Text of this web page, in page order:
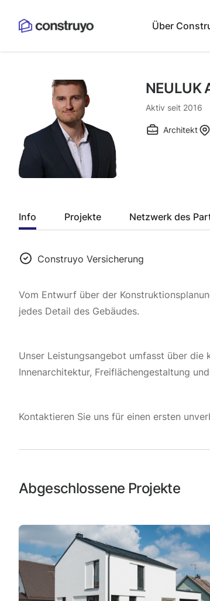
Über
NEULUK
Aktiv seit 2016
Architekt
Info Projekte Netzwerk des
Construyo Versicherung
Vom Entwurf über der
jedes Detail des Gebäudes.
Unser Leistungsangebot umfasst über die
Innenarchitektur, Freiflächengestaltung
Kontaktieren Sie uns für einen ersten
Abgeschlossene Projekte